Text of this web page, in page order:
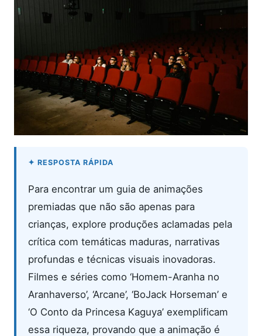
Para encontrar um guia de animações
premiadas que não são apenas para
crianças, explore produções aclamadas pela
crítica com temáticas maduras, narrativas
profundas e técnicas visuais inovadoras.
Filmes e séries como ‘Homem-Aranha no
Aranhaverso’, ‘Arcane’, ‘BoJack Horseman’ e
‘O Conto da Princesa Kaguya’ exemplificam
essa riqueza, provando que a animação é